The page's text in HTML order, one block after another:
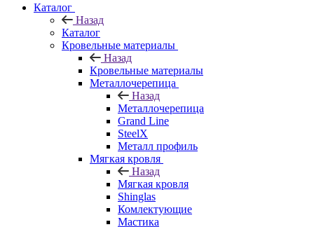
Каталог
Назад
Каталог
Кровельные материалы
Назад
Кровельные материалы
Металлочерепица
Назад
Металлочерепица
Grand Line
SteelX
Металл профиль
Мягкая кровля
Назад
Мягкая кровля
Shinglas
Комлектующие
Мастика